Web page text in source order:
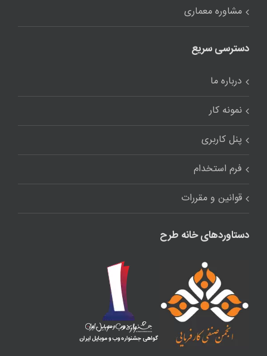
مشاوره معماری
دسترسی سریع
درباره ما
نمونه کار
پنل کاربری
فرم استخدام
قوانین و مقررات
دستاوردهای خانه طرح